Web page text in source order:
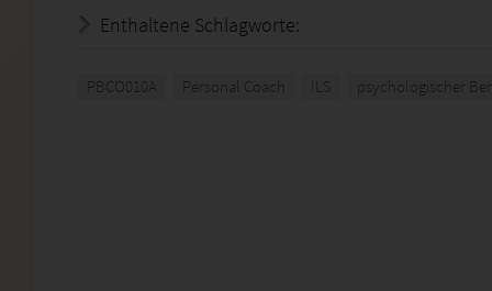
Enthaltene Schlagworte:
PBCO010A Personal Coach ILS psychologischer